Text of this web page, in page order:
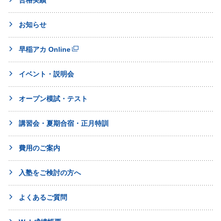
お知らせ
早稲アカ Online
イベント・説明会
オープン模試・テスト
講習会・夏期合宿・正月特訓
費用のご案内
入塾をご検討の方へ
よくあるご質問